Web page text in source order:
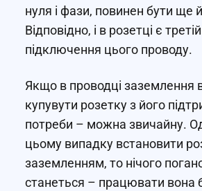
нуля і фази, повинен бути ще
Відповідно, і в розетці є
підключення цього проводу.
Якщо в проводці заземлення
купувути розетку з його
потреби – можна звичайну.
цьому випадку встановити
заземленням, то нічого
станеться – працювати вона